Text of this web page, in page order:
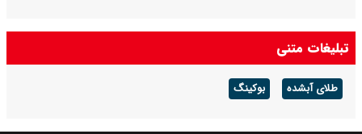
تبلیغات متنی
طلای آبشده بوکینگ